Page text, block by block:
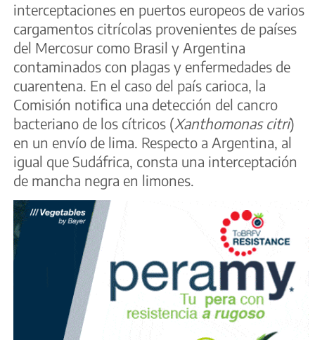
interceptaciones en puertos europeos de varios
cargamentos citrícolas provenientes de países
del Mercosur como Brasil y Argentina
contaminados con plagas y enfermedades de
cuarentena. En el caso del país carioca, la
Comisión notifica una detección del cancro
bacteriano de los cítricos (Xanthomonas citri)
en un envío de lima. Respecto a Argentina, al
igual que Sudáfrica, consta una interceptación
de mancha negra en limones.